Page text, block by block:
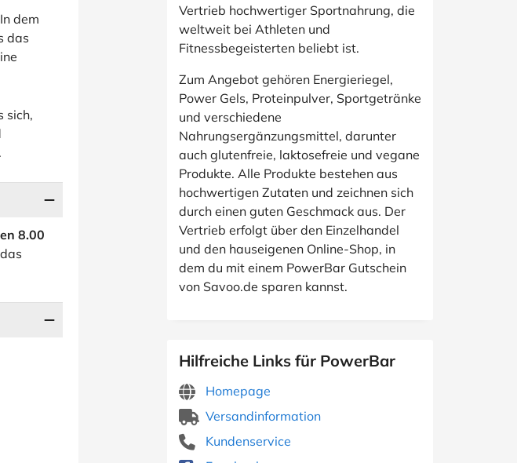
Vertrieb hochwertiger Sportnahrung, die
weltweit bei Athleten und
Fitnessbegeisterten beliebt ist.
Zum Angebot gehören Energieriegel,
Power Gels, Proteinpulver, Sportgetränke
und verschiedene
Nahrungsergänzungsmittel, darunter
auch glutenfreie, laktosefreie und vegane
Produkte. Alle Produkte bestehen aus
hochwertigen Zutaten und zeichnen sich
durch einen guten Geschmack aus. Der
Vertrieb erfolgt über den Einzelhandel
und den hauseigenen Online-Shop, in
dem du mit einem PowerBar Gutschein
von Savoo.de sparen kannst.
Hilfreiche Links für PowerBar
Homepage
Versandinformation
Kundenservice
dem
das
sich,
8.00